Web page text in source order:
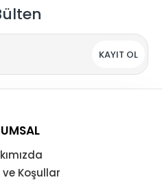
KAYIT OL
Koşullar